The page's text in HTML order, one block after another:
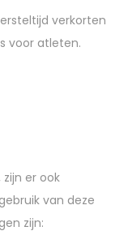
verkorten
voor atleten.
er ook
van deze
zijn: